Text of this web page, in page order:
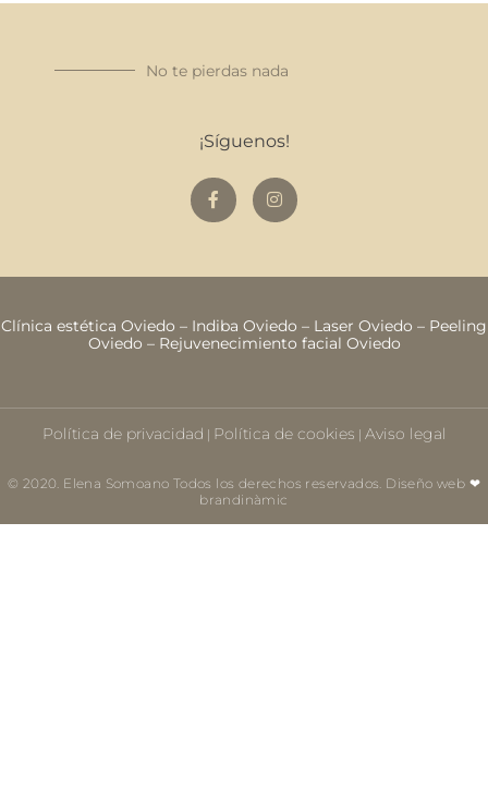
No te pierdas nada
¡Síguenos!
Clínica estética Oviedo – Indiba Oviedo – Laser Oviedo – Peeling
Oviedo – Rejuvenecimiento facial Oviedo
Política de privacidad | Política de cookies | Aviso legal
© 2020. Elena Somoano Todos los derechos reservados. Diseño web ❤
brandinàmic